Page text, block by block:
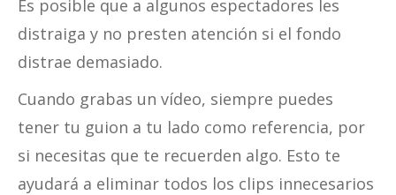
Es posible que a algunos espectadores les
distraiga y no presten atención si el fondo
distrae demasiado.
Cuando grabas un vídeo, siempre puedes
tener tu guion a tu lado como referencia, por
si necesitas que te recuerden algo. Esto te
ayudará a eliminar todos los clips innecesarios